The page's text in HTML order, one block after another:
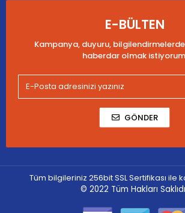
E-BÜLTEN
Kampanya, duyuru,
haberdar olmak
GÖNDER
Tüm bilgileriniz 256bit SSL Sertifikası ile
© 2022 Tüm Hakları